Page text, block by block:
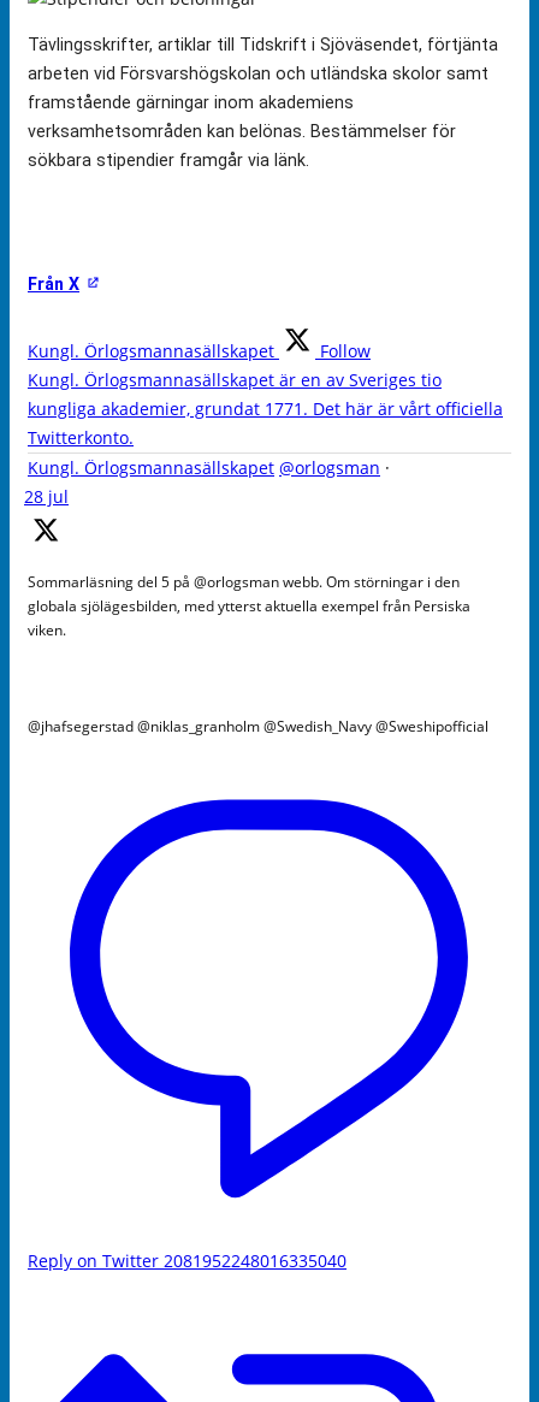
Tävlingsskrifter, artiklar till Tidskrift i Sjöväsendet, förtjänta
arbeten vid Försvarshögskolan och utländska skolor samt
framstående gärningar inom akademiens
verksamhetsområden kan belönas. Bestämmelser för
sökbara stipendier framgår via länk.
Från X
Kungl. Örlogsmannasällskapet
Follow
Kungl. Örlogsmannasällskapet är en av Sveriges tio
kungliga akademier, grundat 1771. Det här är vårt officiella
Twitterkonto.
Kungl. Örlogsmannasällskapet @orlogsman ·
28 jul
Sommarläsning del 5 på @orlogsman webb. Om störningar i den
globala sjölägesbilden, med ytterst aktuella exempel från Persiska
viken.
@jhafsegerstad @niklas_granholm @Swedish_Navy @Sweshipofficial
Reply on Twitter 2081952248016335040